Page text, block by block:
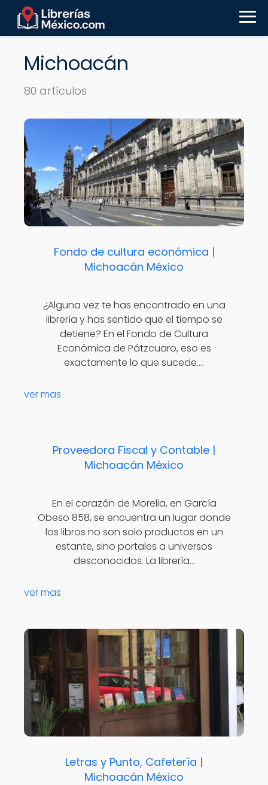
Michoacán
80 artículos
Fondo de cultura económica |
Michoacán México
¿Alguna vez te has encontrado en una
librería y has sentido que el tiempo se
detiene? En el Fondo de Cultura
Económica de Pátzcuaro, eso es
exactamente lo que sucede.…
ver mas
Proveedora Fiscal y Contable |
Michoacán México
En el corazón de Morelia, en García
Obeso 858, se encuentra un lugar donde
los libros no son solo productos en un
estante, sino portales a universos
desconocidos. La librería…
ver mas
Letras y Punto, Cafetería |
Michoacán México